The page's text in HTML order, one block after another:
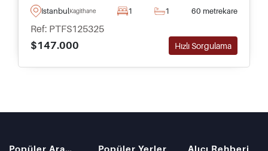
almakta olup, günlük imkanlara ve toplu
IstanbulKagithane 1 1 60 metrekare
Ref: PTFS125325
$147.000
Hızlı Sorgulama
Popüler Aramalar Popüler Yerler Alıcı Rehberi